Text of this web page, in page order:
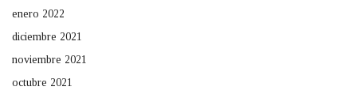
enero 2022
diciembre 2021
noviembre 2021
octubre 2021